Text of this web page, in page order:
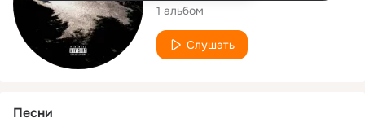
1 альбом
Слушать
Песни